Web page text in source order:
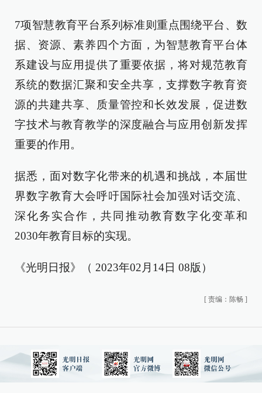
7项智慧教育平台系列标准则重点围绕平台、数
据、资源、素养四个方面，为智慧教育平台体
系建设与应用提供了重要依据，将对规范教育
系统的数据汇聚和安全共享，支撑数字教育资
源的共建共享、质量管控和长效发展，促进数
字技术与教育教学的深度融合与应用创新发挥
重要的作用。
据悉，面对数字化带来的机遇和挑战，本届世
界数字教育大会呼吁国际社会加强对话交流、
深化务实合作，共同推动教育数字化变革和
2030年教育目标的实现。
《光明日报》（ 2023年02月14日 08版）
[ 责编：陈畅 ]